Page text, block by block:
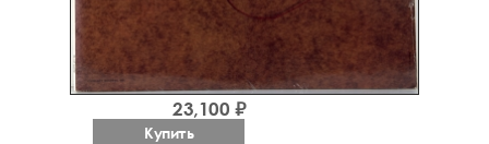
23,100 ₽
Купить